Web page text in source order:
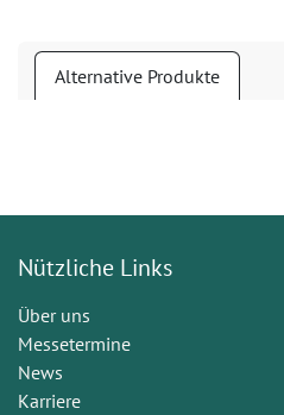
Alternative Produkte
Nützliche Links
Über uns
Messetermine
News
Karriere